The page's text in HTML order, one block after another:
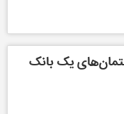
یک بانک